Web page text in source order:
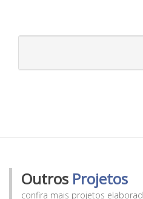
Outros Projetos
confira mais projetos